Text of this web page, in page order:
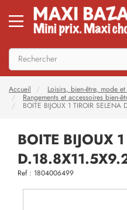
Accueil Loisirs, bien-être, mode
Rangements et accessoires bien-
BOITE BIJOUX 1 TIROIR SELENA
BOITE BIJOUX
Ref : 1804006499